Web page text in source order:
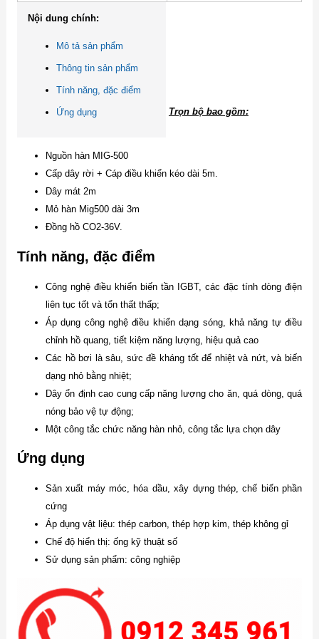
Nội dung chính:
Mô tả sản phẩm
Thông tin sản phẩm
Tính năng, đặc điểm
Ứng dụng Trọn bộ bao gồm:
Nguồn hàn MIG-500
Cấp dây rời + Cáp điều khiển kéo dài 5m.
Dây mát 2m
Mỏ hàn Mig500 dài 3m
Đồng hồ CO2-36V.
Tính năng, đặc điểm
Công nghệ điều khiển biến tần IGBT, các đặc tính dòng điện
liên tục tốt và tổn thất thấp;
Áp dụng công nghệ điều khiển dạng sóng, khả năng tự điều
chỉnh hồ quang, tiết kiệm năng lượng, hiệu quả cao
Các hồ bơi là sâu, sức đề kháng tốt để nhiệt và nứt, và biến
dạng nhỏ bằng nhiệt;
Dây ổn định cao cung cấp năng lượng cho ăn, quá dòng, quá
nóng bảo vệ tự động;
Một công tắc chức năng hàn nhỏ, công tắc lựa chọn dây
Ứng dụng
Sản xuất máy móc, hóa dầu, xây dựng thép, chế biến phần
cứng
Áp dụng vật liệu: thép carbon, thép hợp kim, thép không gỉ
Chế độ hiển thị: ống kỹ thuật số
Sử dụng sản phẩm: công nghiệp